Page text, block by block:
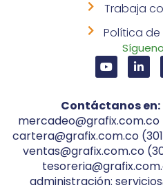
Trabaja
Política
Contáctanos en:
mercadeo@grafix.com.co
cartera@grafix.com.co
ventas@grafix.com.co
administración: